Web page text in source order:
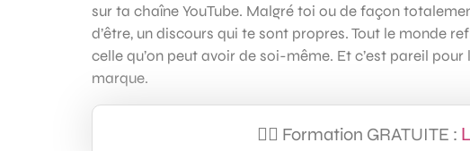
sur ta chaîne YouTube. Malgré toi ou de façon
d’être, un discours qui te sont propres. Tout le monde
celle qu’on peut avoir de soi-même. Et c’est pareil
marque.
👉🏼 Formation GRATUITE :